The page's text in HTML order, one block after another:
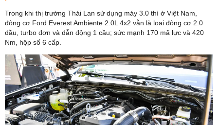
Trong khi thị trường Thái Lan sử dụng máy 3.0 thì ở Việt Nam,
động cơ Ford Everest Ambiente 2.0L 4x2 vẫn là loại động cơ 2.0
dầu, turbo đơn và dẫn động 1 cầu; sức mạnh 170 mã lực và 420
Nm, hộp số 6 cấp.